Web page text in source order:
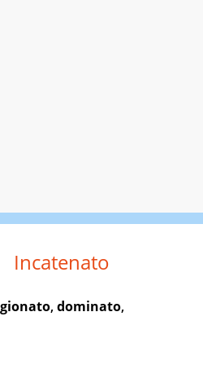
Incatenato
,dominato,